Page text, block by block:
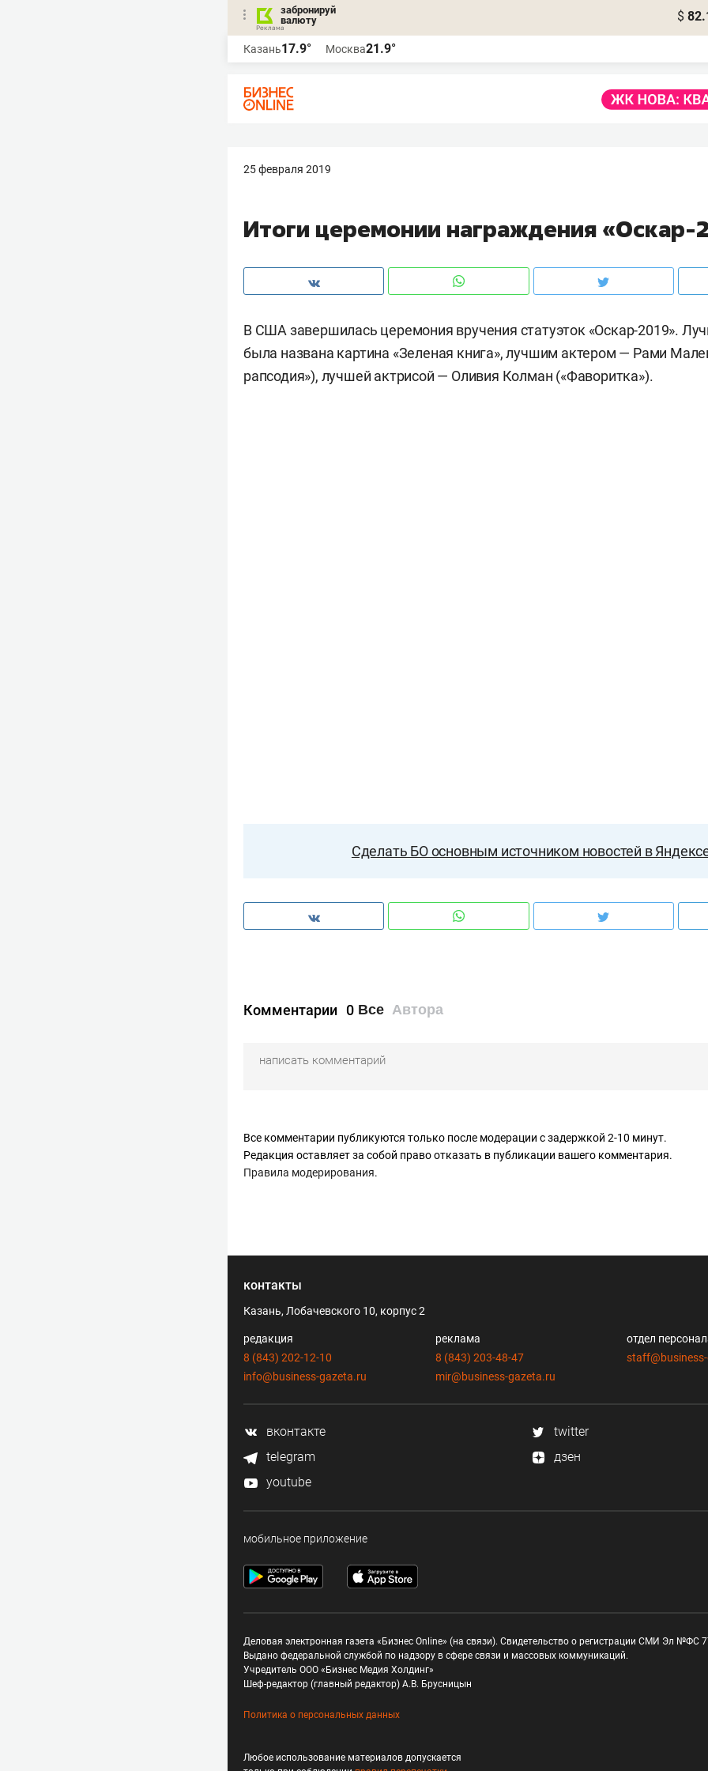
забронируй
валюту
$
Казань17.9° Москва21.9°
25 февраля 2019
Итоги церемонии награждения «Оскар-
В США завершилась церемония вручения статуэток «Оскар-2019».
была названа картина «Зеленая книга», лучшим актером — Рами
рапсодия»), лучшей актрисой — Оливия Колман («Фаворитка»).
Сделать БО основным источником новостей в
Комментарии 0 Все Автора
Все комментарии публикуются только после модерации с задержкой 2-10 минут.
Редакция оставляет за собой право отказать в публикации вашего комментария.
Правила модерирования.
контакты
Казань, Лобачевского 10, корпус 2
редакция
8 (843) 202-12-10
info@business-gazeta.ru
реклама
8 (843) 203-48-47
mir@business-gazeta.ru
отдел
вконтакте
twitter
telegram
дзен
youtube
мобильное приложение
Деловая электронная газета «Бизнес Online» (на связи). Свидетельство о регистрации СМИ Эл №ФС
Выдано федеральной службой по надзору в сфере связи и массовых коммуникаций.
Учредитель ООО «Бизнес Медия Холдинг»
Шеф-редактор (главный редактор) А.В. Брусницын
Политика о персональных данных
Любое использование материалов допускается